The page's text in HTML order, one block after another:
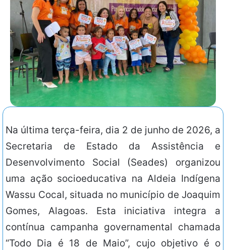
Na última terça-feira, dia 2 de junho de 2026, a
Secretaria de Estado da Assistência e
Desenvolvimento Social (Seades) organizou
uma ação socioeducativa na Aldeia Indígena
Wassu Cocal, situada no município de Joaquim
Gomes, Alagoas. Esta iniciativa integra a
contínua campanha governamental chamada
“Todo Dia é 18 de Maio”, cujo objetivo é o